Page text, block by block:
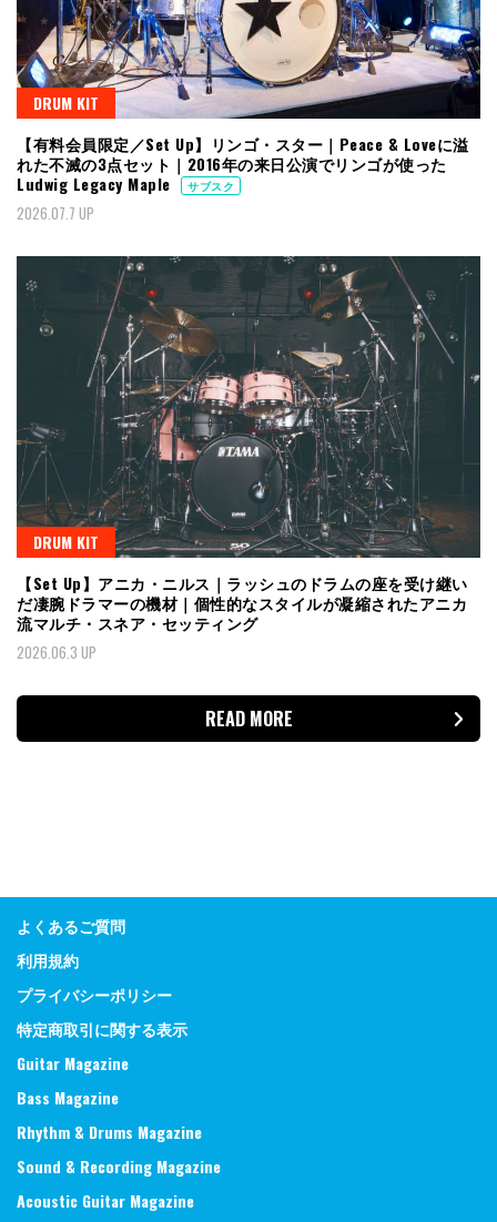
DRUM KIT
【有料会員限定／Set Up】リンゴ・スター｜Peace & Loveに溢
れた不滅の3点セット｜2016年の来日公演でリンゴが使った
Ludwig Legacy Maple
サブスク
2026.07.7 UP
DRUM KIT
【Set Up】アニカ・ニルス｜ラッシュのドラムの座を受け継い
だ凄腕ドラマーの機材｜個性的なスタイルが凝縮されたアニカ
流マルチ・スネア・セッティング
2026.06.3 UP
READ MORE
よくあるご質問
利用規約
プライバシーポリシー
特定商取引に関する表示
Guitar Magazine
Bass Magazine
Rhythm & Drums Magazine
Sound & Recording Magazine
Acoustic Guitar Magazine